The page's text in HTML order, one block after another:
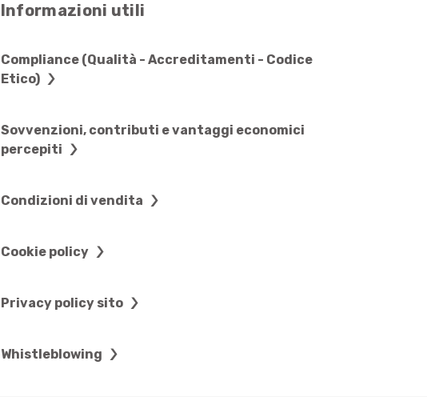
Informazioni utili
Compliance (Qualità - Accreditamenti - Codice
Etico)
Sovvenzioni, contributi e vantaggi economici
percepiti
Condizioni di vendita
Cookie policy
Privacy policy sito
Whistleblowing